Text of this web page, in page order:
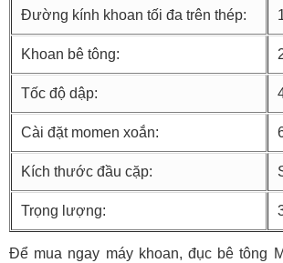
Đường kính khoan tối đa trên thép:
Khoan bê tông:
Tốc độ dập:
Cài đặt momen xoắn:
Kích thước đầu cặp:
Trọng lượng:
Để mua ngay máy khoan, đục bê tông